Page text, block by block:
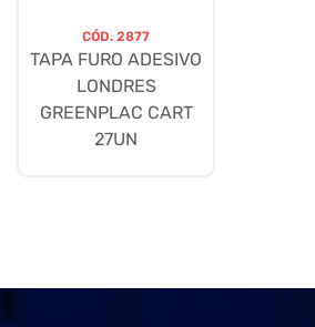
CÓD. 2877
TAPA FURO ADESIVO
LONDRES
GREENPLAC CART
27UN